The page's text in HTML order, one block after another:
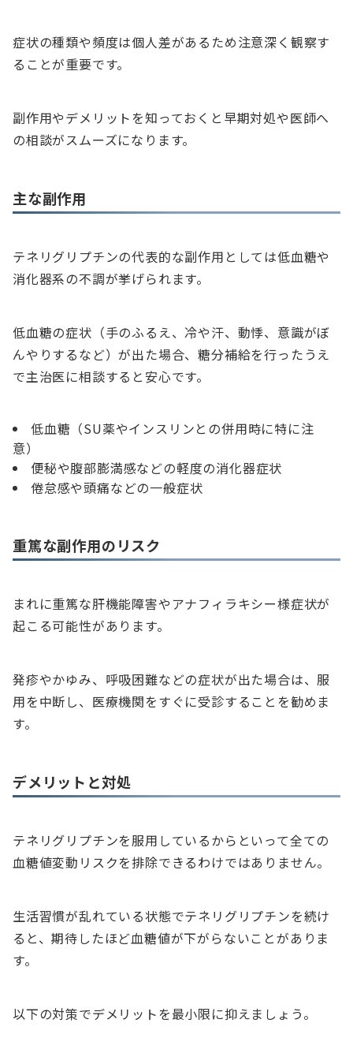
症状の種類や頻度は個人差があるため注意深く観察す
ることが重要です。
副作用やデメリットを知っておくと早期対処や医師へ
の相談がスムーズになります。
主な副作用
テネリグリプチンの代表的な副作用としては低血糖や
消化器系の不調が挙げられます。
低血糖の症状（手のふるえ、冷や汗、動悸、意識がぼ
んやりするなど）が出た場合、糖分補給を行ったうえ
で主治医に相談すると安心です。
低血糖（SU薬やインスリンとの併用時に特に注
意）
便秘や腹部膨満感などの軽度の消化器症状
倦怠感や頭痛などの一般症状
重篤な副作用のリスク
まれに重篤な肝機能障害やアナフィラキシー様症状が
起こる可能性があります。
発疹やかゆみ、呼吸困難などの症状が出た場合は、服
用を中断し、医療機関をすぐに受診することを勧めま
す。
デメリットと対処
テネリグリプチンを服用しているからといって全ての
血糖値変動リスクを排除できるわけではありません。
生活習慣が乱れている状態でテネリグリプチンを続け
ると、期待したほど血糖値が下がらないことがありま
す。
以下の対策でデメリットを最小限に抑えましょう。